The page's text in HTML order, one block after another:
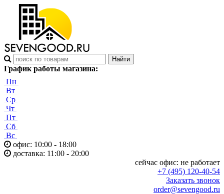
График работы магазина:
Пн
Вт
Ср
Чт
Пт
Сб
Вс
офис: 10:00 - 18:00
доставка: 11:00 - 20:00
сейчас офис: не работает
+7 (495) 120-40-54
Заказать звонок
order@sevengood.ru